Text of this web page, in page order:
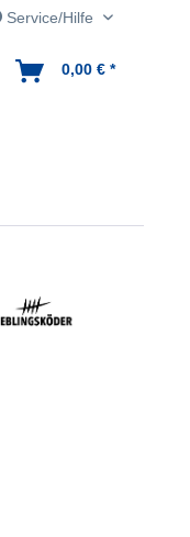
Service/Hilfe
0,00 € *